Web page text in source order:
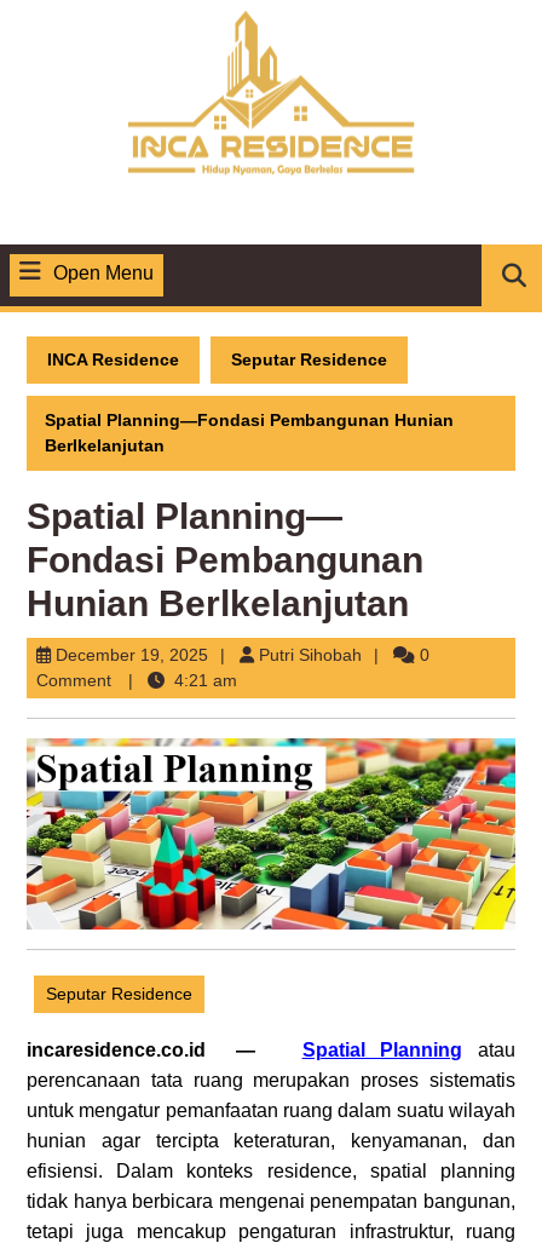
Open Menu
Menu
INCA Residence Seputar Residence
Spatial Planning—Fondasi Pembangunan Hunian
Berlkelanjutan
Spatial Planning—
Fondasi Pembangunan
Hunian Berlkelanjutan
December 19, 2025December
19,
2025
Putri Sihobah Putri
0
Comment
4:21 am
Seputar Residence
incaresidence.co.id — Spatial Planning
atau
perencanaan tata ruang merupakan proses sistematis
untuk mengatur pemanfaatan ruang dalam suatu wilayah
hunian agar tercipta keteraturan, kenyamanan, dan
efisiensi. Dalam konteks residence, spatial planning
tidak hanya berbicara mengenai penempatan bangunan,
tetapi juga mencakup pengaturan infrastruktur, ruang